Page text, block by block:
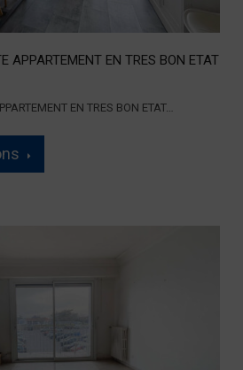
APPARTEMENT EN TRES BON ETAT
EN TRES BON ETAT…